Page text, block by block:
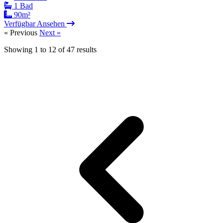
1 Bad
90m²
VerfügbarAnsehen
« Previous Next »
Showing 1 to 12 of47 results